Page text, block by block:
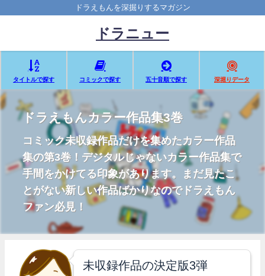
ドラえもんを深掘りするマガジン
ドラニュー
タイトルで探す コミックで探す 五十音順で探す 深堀りデータ
ドラえもんカラー作品集3巻
コミック未収録作品だけを集めたカラー作品
集の第3巻！デジタルじゃないカラー作品集で
手間をかけてる印象があります。まだ見たこ
とがない新しい作品ばかりなのでドラえもん
ファン必見！
未収録作品の決定版3弾